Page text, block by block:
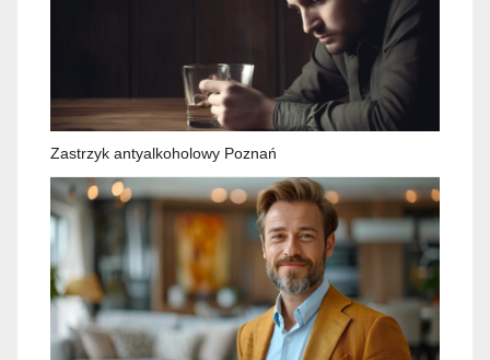
Zastrzyk antyalkoholowy Poznań